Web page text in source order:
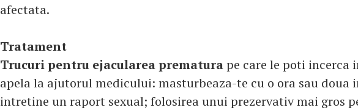
afectata.
Tratament
Trucuri pentru ejacularea prematurape care le poti incerca
apela la ajutorul medicului: masturbeaza-te cu o ora sau doua
intretine un raport sexual; folosirea unui prezervativ mai gros